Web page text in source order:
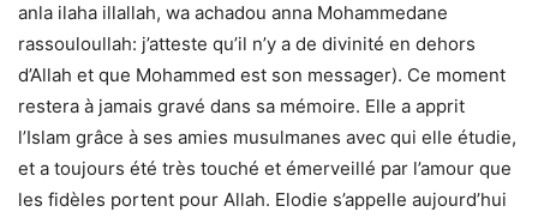
anla ilaha illallah, wa achadou anna Mohammedane
rassouloullah: j’atteste qu’il n’y a de divinité en dehors
d’Allah et que Mohammed est son messager). Ce moment
restera à jamais gravé dans sa mémoire. Elle a apprit
l’Islam grâce à ses amies musulmanes avec qui elle étudie,
et a toujours été très touché et émerveillé par l’amour que
les fidèles portent pour Allah. Elodie s’appelle aujourd’hui